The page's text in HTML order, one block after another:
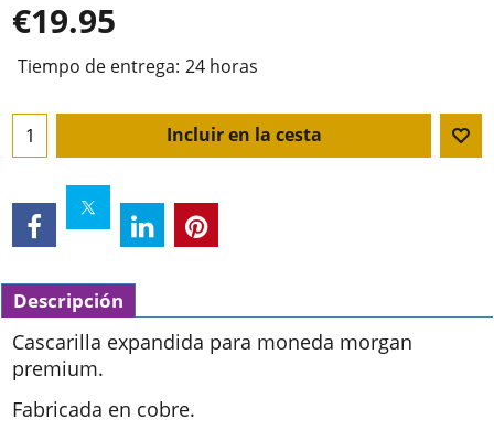
€19.95
Tiempo de entrega: 24 horas
Incluir en la cesta
Descripción
Cascarilla expandida para moneda morgan
premium.
Fabricada en cobre.